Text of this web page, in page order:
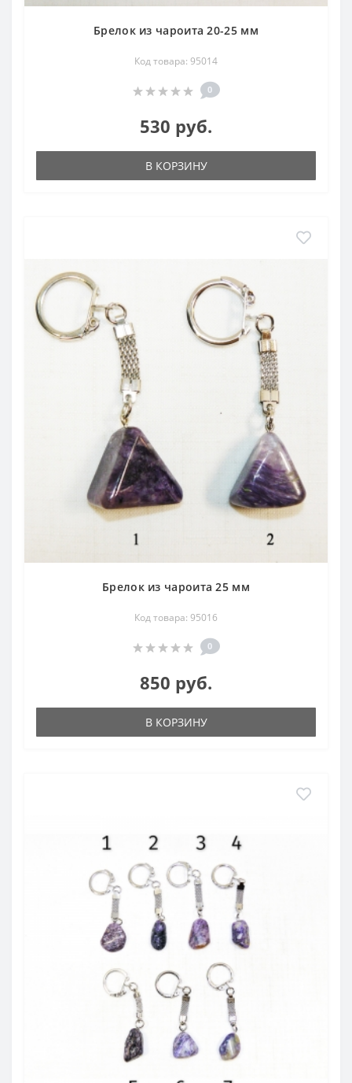
Брелок из чароита 20-25 мм
Код товара: 95014
0
530 руб.
В КОРЗИНУ
Брелок из чароита 25 мм
Код товара: 95016
0
850 руб.
В КОРЗИНУ